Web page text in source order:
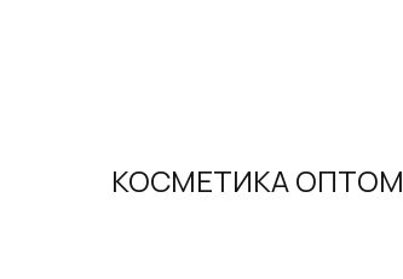
КОСМЕТИКА ОПТОМ